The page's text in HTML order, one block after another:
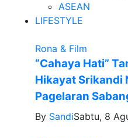
ASEAN
LIFESTYLE
Rona & Film
“Cahaya Hati”
Hikayat Srikandi
Pagelaran
By SandiSabtu, 8